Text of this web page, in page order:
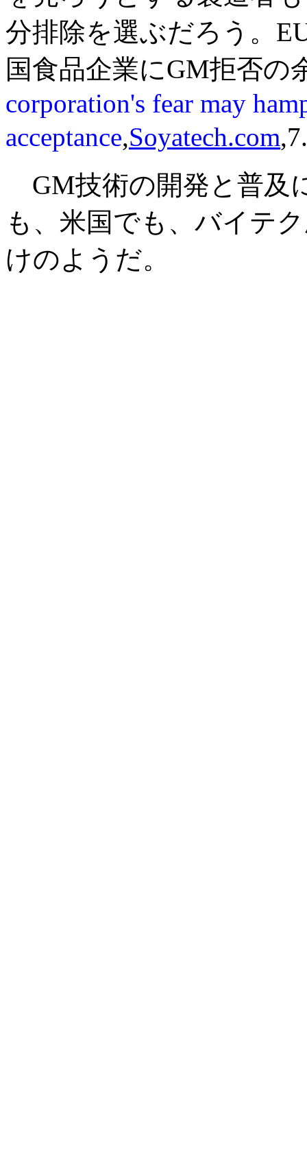
分排除を選ぶだろう。
国食品企業にGM拒否の
corporation's fear may
acceptance,Soyatech.com
GM技術の開発と普及
も、米国でも、バイテ
けのようだ。